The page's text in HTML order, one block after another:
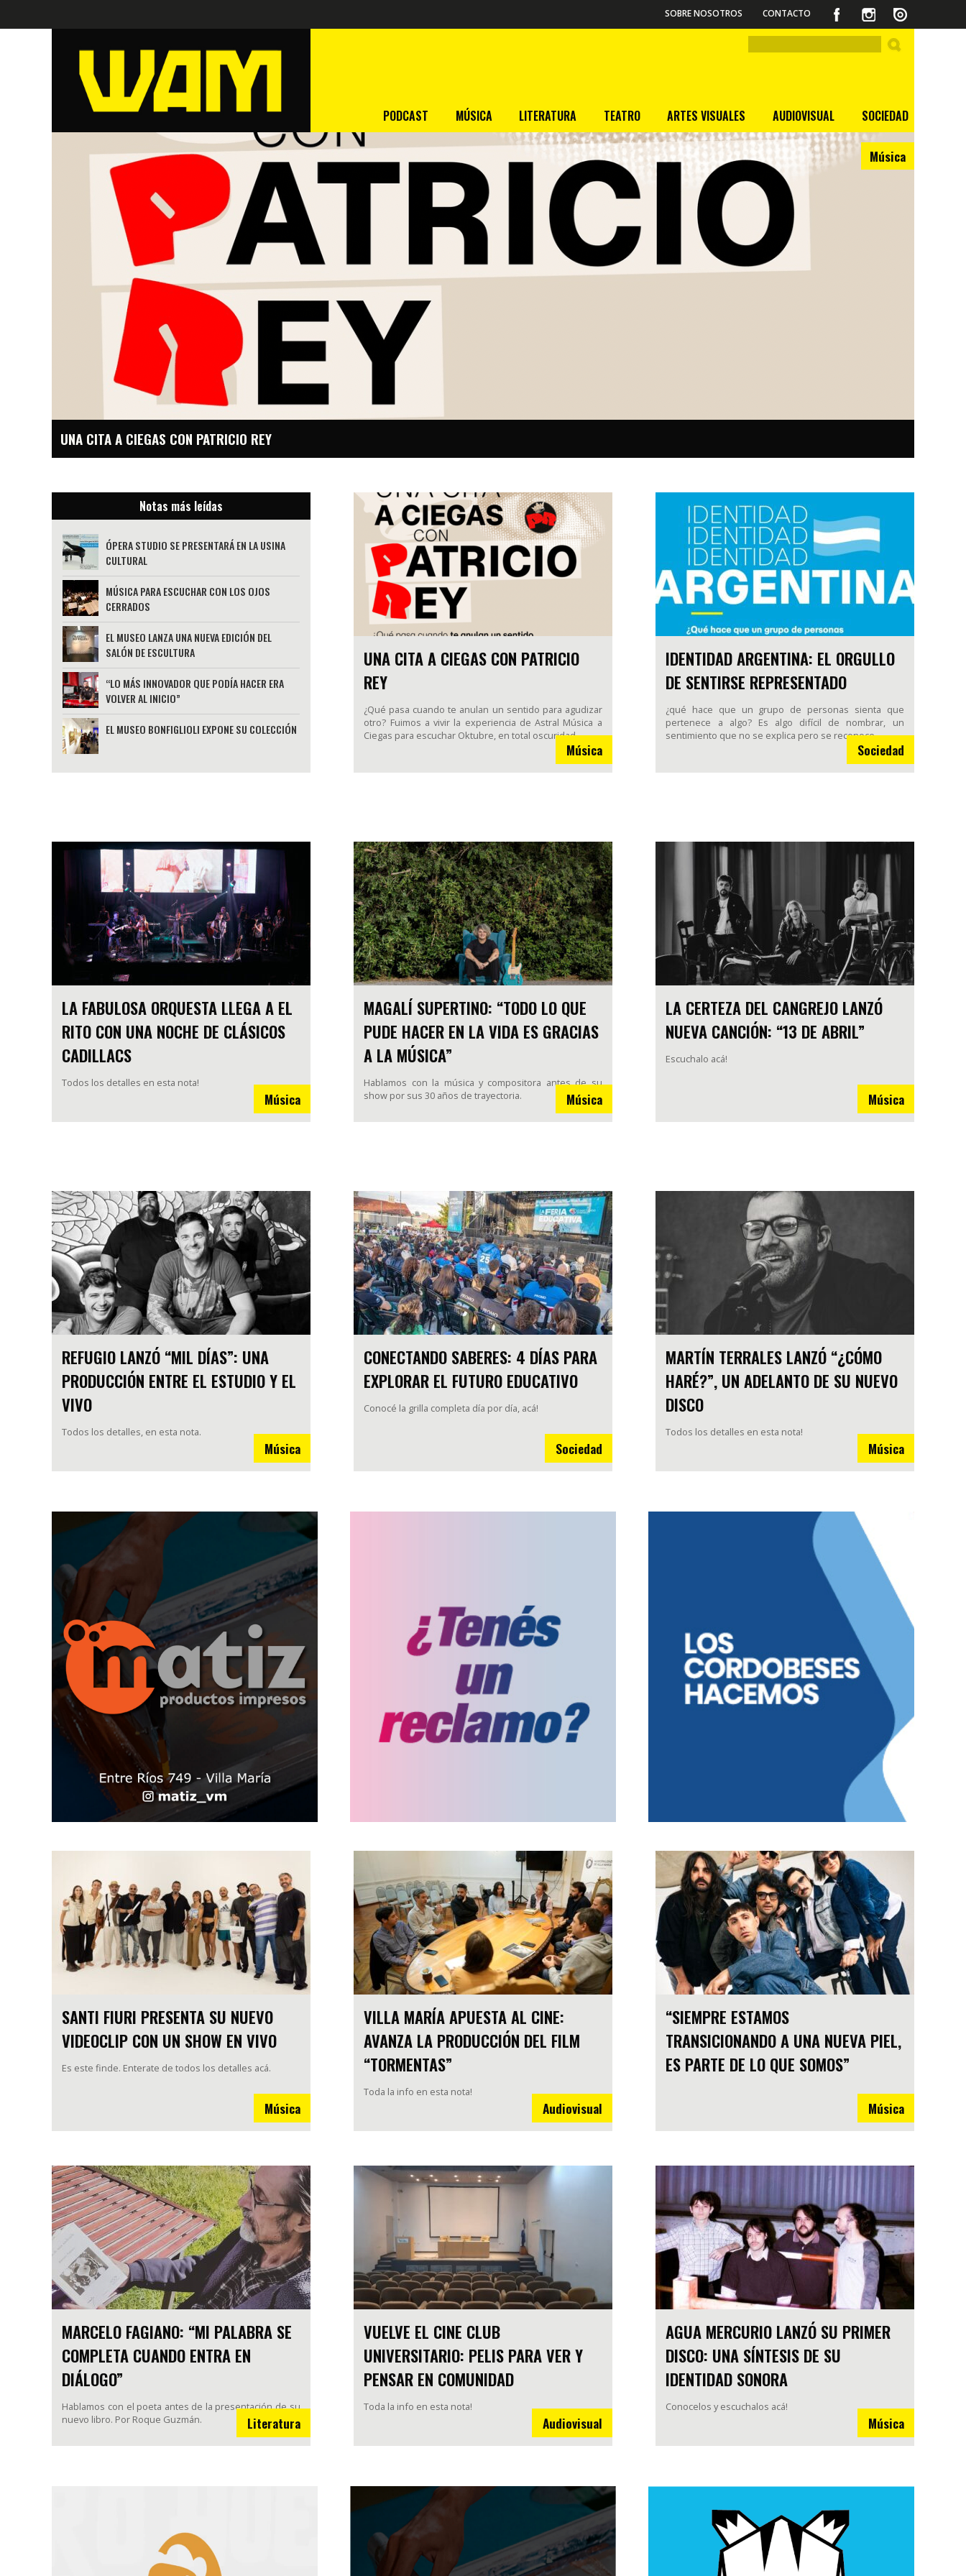
SOBRE NOSOTROS CONTACTO
PODCAST MÚSICA LITERATURA TEATRO ARTES VISUALES AUDIOVISUAL SOCIEDAD
Música
UNA CITA A CIEGAS CON PATRICIO REY
Notas más leídas
ÓPERA STUDIO SE PRESENTARÁ EN LA USINA
CULTURAL
MÚSICA PARA ESCUCHAR CON LOS OJOS
CERRADOS
EL MUSEO LANZA UNA NUEVA EDICIÓN DEL
SALÓN DE ESCULTURA
“LO MÁS INNOVADOR QUE PODÍA HACER ERA
VOLVER AL INICIO”
EL MUSEO BONFIGLIOLI EXPONE SU COLECCIÓN
UNA CITA A CIEGAS CON PATRICIO
REY
¿Qué pasa cuando te anulan un sentido para agudizar
otro? Fuimos a vivir la experiencia de Astral Música a
Ciegas para escuchar Oktubre, en total oscuridad.
Música
IDENTIDAD ARGENTINA: EL ORGULLO
DE SENTIRSE REPRESENTADO
¿qué hace que un grupo de personas sienta que
pertenece a algo? Es algo difícil de nombrar, un
sentimiento que no se explica pero se reconoce.
Sociedad
LA FABULOSA ORQUESTA LLEGA A EL
RITO CON UNA NOCHE DE CLÁSICOS
CADILLACS
Todos los detalles en esta nota!
Música
MAGALÍ SUPERTINO: “TODO LO QUE
PUDE HACER EN LA VIDA ES GRACIAS
A LA MÚSICA”
Hablamos con la música y compositora antes de su
show por sus 30 años de trayectoria.
Música
LA CERTEZA DEL CANGREJO LANZÓ
NUEVA CANCIÓN: “13 DE ABRIL”
Escuchalo acá!
Música
REFUGIO LANZÓ “MIL DÍAS”: UNA
PRODUCCIÓN ENTRE EL ESTUDIO Y EL
VIVO
Todos los detalles, en esta nota.
Música
CONECTANDO SABERES: 4 DÍAS PARA
EXPLORAR EL FUTURO EDUCATIVO
Conocé la grilla completa día por día, acá!
Sociedad
MARTÍN TERRALES LANZÓ “¿CÓMO
HARÉ?”, UN ADELANTO DE SU NUEVO
DISCO
Todos los detalles en esta nota!
Música
SANTI FIURI PRESENTA SU NUEVO
VIDEOCLIP CON UN SHOW EN VIVO
Es este finde. Enterate de todos los detalles acá.
Música
VILLA MARÍA APUESTA AL CINE:
AVANZA LA PRODUCCIÓN DEL FILM
“TORMENTAS”
Toda la info en esta nota!
Audiovisual
“SIEMPRE ESTAMOS
TRANSICIONANDO A UNA NUEVA PIEL,
ES PARTE DE LO QUE SOMOS”
Música
MARCELO FAGIANO: “MI PALABRA SE
COMPLETA CUANDO ENTRA EN
DIÁLOGO”
Hablamos con el poeta antes de la presentación de su
nuevo libro. Por Roque Guzmán.
Literatura
VUELVE EL CINE CLUB
UNIVERSITARIO: PELIS PARA VER Y
PENSAR EN COMUNIDAD
Toda la info en esta nota!
Audiovisual
AGUA MERCURIO LANZÓ SU PRIMER
DISCO: UNA SÍNTESIS DE SU
IDENTIDAD SONORA
Conocelos y escuchalos acá!
Música